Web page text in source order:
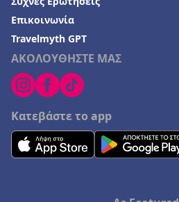
ΑΚΟΛΟΥΘΗΣΤΕ ΜΑΣ
Κατεβάστε το app
Επικοινωνία
Travelmyth GPT